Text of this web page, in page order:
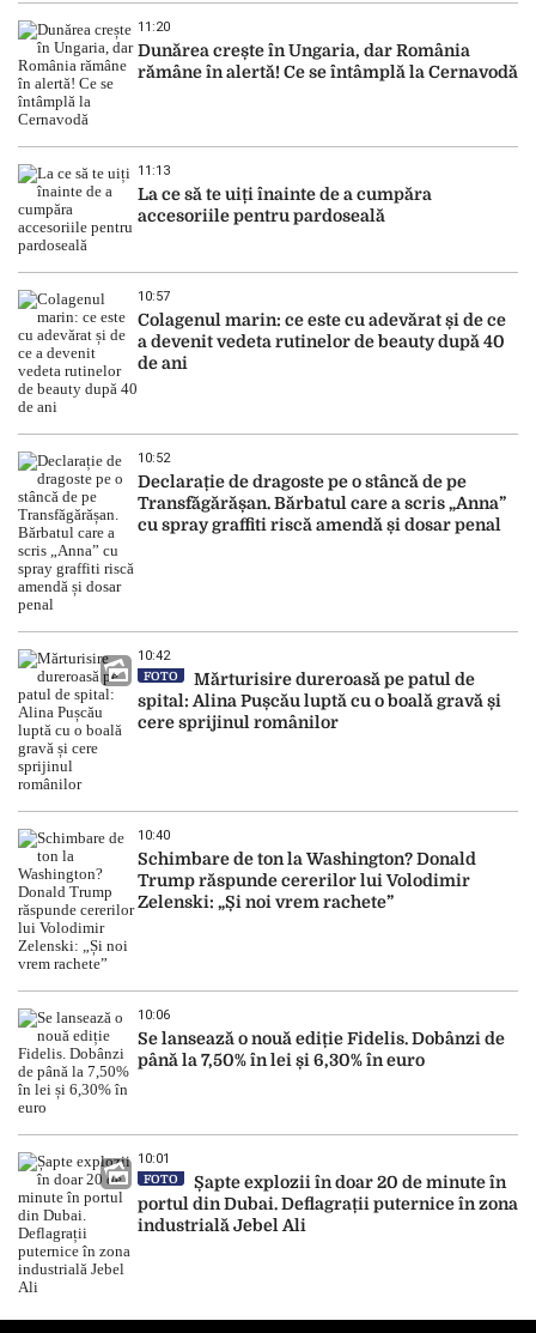
11:20
Dunărea crește în Ungaria, dar România
rămâne în alertă! Ce se întâmplă la Cernavodă
11:13
La ce să te uiți înainte de a cumpăra
accesoriile pentru pardoseală
10:57
Colagenul marin: ce este cu adevărat și de ce
a devenit vedeta rutinelor de beauty după 40
de ani
10:52
Declarație de dragoste pe o stâncă de pe
Transfăgărășan. Bărbatul care a scris „Anna”
cu spray graffiti riscă amendă și dosar penal
10:42
FOTO
Mărturisire dureroasă pe patul de
spital: Alina Pușcău luptă cu o boală gravă și
cere sprijinul românilor
10:40
Schimbare de ton la Washington? Donald
Trump răspunde cererilor lui Volodimir
Zelenski: „Și noi vrem rachete”
10:06
Se lansează o nouă ediție Fidelis. Dobânzi de
până la 7,50% în lei și 6,30% în euro
10:01
FOTO
Șapte explozii în doar 20 de minute în
portul din Dubai. Deflagrații puternice în zona
industrială Jebel Ali